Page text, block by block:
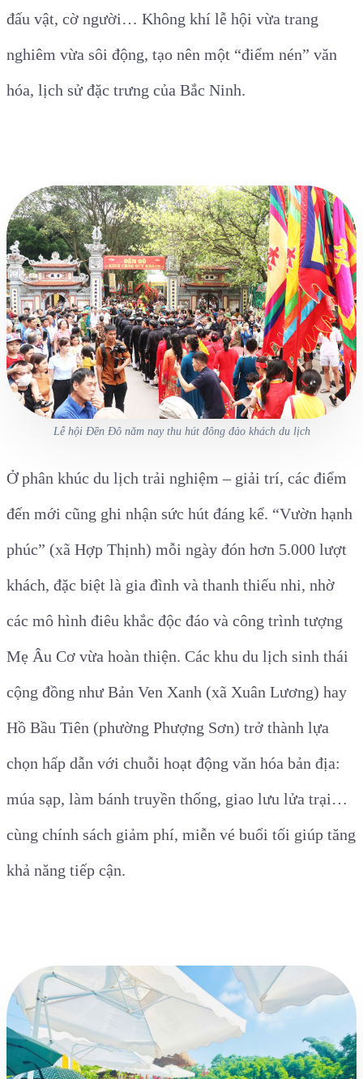
đấu vật, cờ người… Không khí lễ hội vừa trang
nghiêm vừa sôi động, tạo nên một “điểm nén” văn
hóa, lịch sử đặc trưng của Bắc Ninh.
Lễ hội Đền Đô năm nay thu hút đông đảo khách du lịch
Ở phân khúc du lịch trải nghiệm – giải trí, các điểm
đến mới cũng ghi nhận sức hút đáng kể. “Vườn hạnh
phúc” (xã Hợp Thịnh) mỗi ngày đón hơn 5.000 lượt
khách, đặc biệt là gia đình và thanh thiếu nhi, nhờ
các mô hình điêu khắc độc đáo và công trình tượng
Mẹ Âu Cơ vừa hoàn thiện. Các khu du lịch sinh thái
cộng đồng như Bản Ven Xanh (xã Xuân Lương) hay
Hồ Bầu Tiên (phường Phượng Sơn) trở thành lựa
chọn hấp dẫn với chuỗi hoạt động văn hóa bản địa:
múa sạp, làm bánh truyền thống, giao lưu lửa trại…
cùng chính sách giảm phí, miễn vé buổi tối giúp tăng
khả năng tiếp cận.